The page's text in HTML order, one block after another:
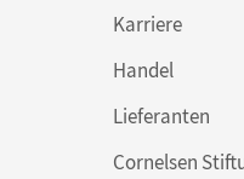
Karriere
Handel
Lieferanten
Cornelsen